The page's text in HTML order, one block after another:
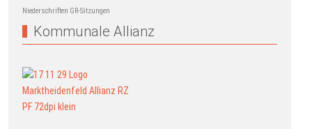
Niederschriften GR-Sitzungen
Kommunale Allianz